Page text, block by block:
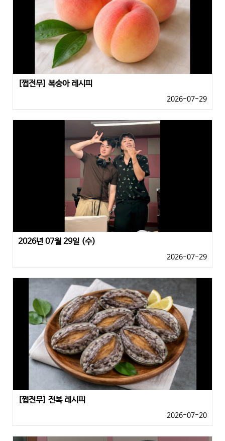
[쩝전무] 복숭아 레시피
2026-07-29
2026년 07월 29일 (수)
2026-07-29
[쩝전무] 전복 레시피
2026-07-20